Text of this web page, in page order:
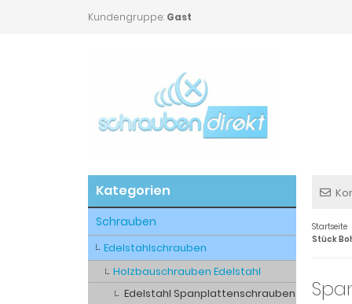
Kundengruppe: Gast
Startseite
Stück
Kategorien
Schrauben
Edelstahlschrauben
Holzbauschrauben Edelstahl
Edelstahl Spanplattenschrauben